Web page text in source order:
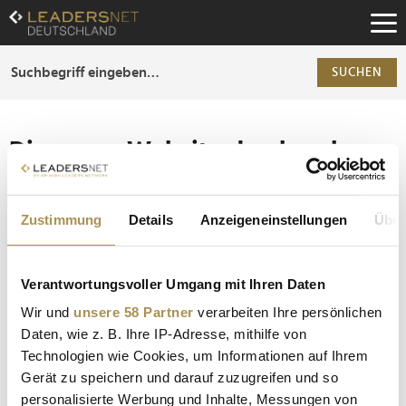
Zustimmung Details Anzeigeneinstellungen
Verantwortungsvoller Umgang mit Ihren Daten
Wir und unsere 58 Partner verarbeiten Ihre persönlichen
Daten, wie z. B. Ihre IP-Adresse, mithilfe von
Technologien wie Cookies, um Informationen auf Ihrem
Gerät zu speichern und darauf zuzugreifen und so
personalisierte Werbung und Inhalte, Messungen von
Zum
Inhalt
Zur
Fußzeilen-
SUCHEN
Die ganze Website durchsuchen
Die Anfrage ergab 0 Treffer.
Tipp
Seiten suchen, die genau diese Wortgruppe enthalten:
Anführungszeichen: zb "Vorname Nachname".